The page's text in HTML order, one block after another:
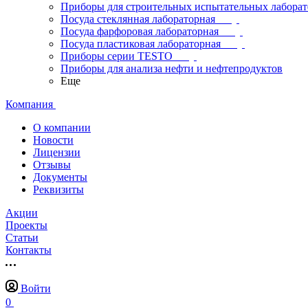
Приборы для строительных испытательных
Посуда стеклянная лабораторная
Посуда фарфоровая лабораторная
Посуда пластиковая лабораторная
Приборы серии TESTO
Приборы для анализа нефти и нефтепродуктов
Еще
Компания
О компании
Новости
Лицензии
Отзывы
Документы
Реквизиты
Акции
Проекты
Статьи
Контакты
Войти
0